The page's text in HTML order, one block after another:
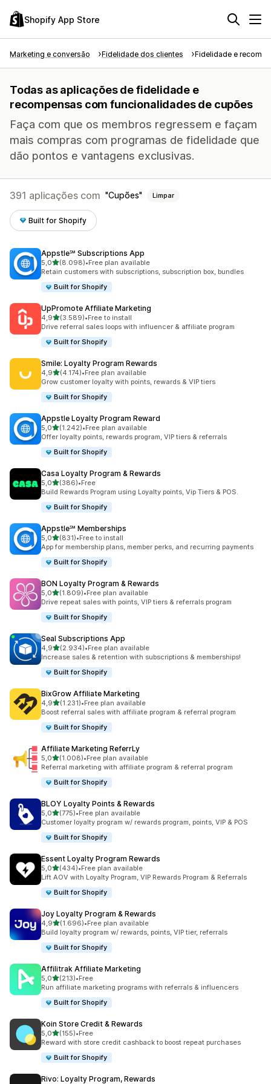
Shopify App Store
Marketing e conversão Fidelidade dos clientes Fidelidade e
Todas as aplicações de fidelidade e
recompensas com funcionalidades de cupões
Faça com que os membros regressem e façam
mais compras com programas de fidelidade que
dão pontos e vantagens exclusivas.
391 aplicações com Cupões Limpar
Built for Shopify
Appstle℠ Subscriptions App
5,0de 5 estrelas
(8.098)
8098 total de avaliações
•Free plan available
Retain customers with subscriptions, subscription box, bundles
Built for Shopify
UpPromote Affiliate Marketing
4,9de 5 estrelas
(3.589)
3589 total de avaliações
•Free to install
Drive referral sales loops with influencer & affiliate program
Built for Shopify
Smile: Loyalty Program Rewards
4,9de 5 estrelas
(4.174)
4174 total de avaliações
•Free plan available
Grow customer loyalty with points, rewards & VIP tiers
Built for Shopify
Appstle Loyalty Program Reward
5,0de 5 estrelas
(1.242)
1242 total de avaliações
•Free plan available
Offer loyalty points, rewards program, VIP tiers & referrals
Built for Shopify
Casa Loyalty Program & Rewards
5,0de 5 estrelas
(386)
386 total de avaliações
•Free
Build Rewards Program using Loyalty points, Vip Tiers & POS.
Built for Shopify
Appstle℠ Memberships
5,0de 5 estrelas
(831)
831 total de avaliações
•Free to install
App for membership plans, member perks, and recurring payments
Built for Shopify
BON Loyalty Program & Rewards
5,0de 5 estrelas
(1.809)
1809 total de avaliações
•Free plan available
Drive repeat sales with points, VIP tiers & referrals program
Built for Shopify
Seal Subscriptions App
4,9de 5 estrelas
(2.934)
2934 total de avaliações
•Free plan available
Increase sales & retention with subscriptions & memberships!
Built for Shopify
BixGrow Affiliate Marketing
4,9de 5 estrelas
(1.231)
1231 total de avaliações
•Free plan available
Boost referral sales with affiliate program & referral program
Built for Shopify
Affiliate Marketing ReferrLy
5,0de 5 estrelas
(1.008)
1008 total de avaliações
•Free plan available
Referral marketing with affiliate program & referral program
Built for Shopify
BLOY Loyalty Points & Rewards
5,0de 5 estrelas
(775)
775 total de avaliações
•Free plan available
Customer loyalty program w/ rewards program, points, VIP & POS
Built for Shopify
Essent Loyalty Program Rewards
5,0de 5 estrelas
(434)
434 total de avaliações
•Free plan available
Lift AOV with Loyalty Program, VIP Rewards Program & Referrals
Built for Shopify
Joy Loyalty Program & Rewards
4,9de 5 estrelas
(1.696)
1696 total de avaliações
•Free plan available
Build loyalty program w/ rewards, points, VIP tier, referrals
Built for Shopify
Affilitrak Affiliate Marketing
5,0de 5 estrelas
(213)
213 total de avaliações
•Free
Run affiliate marketing programs with referrals & influencers
Built for Shopify
Koin Store Credit & Rewards
5,0de 5 estrelas
(155)
155 total de avaliações
•Free
Reward with store credit cashback to boost repeat purchases
Built for Shopify
Rivo: Loyalty Program, Rewards